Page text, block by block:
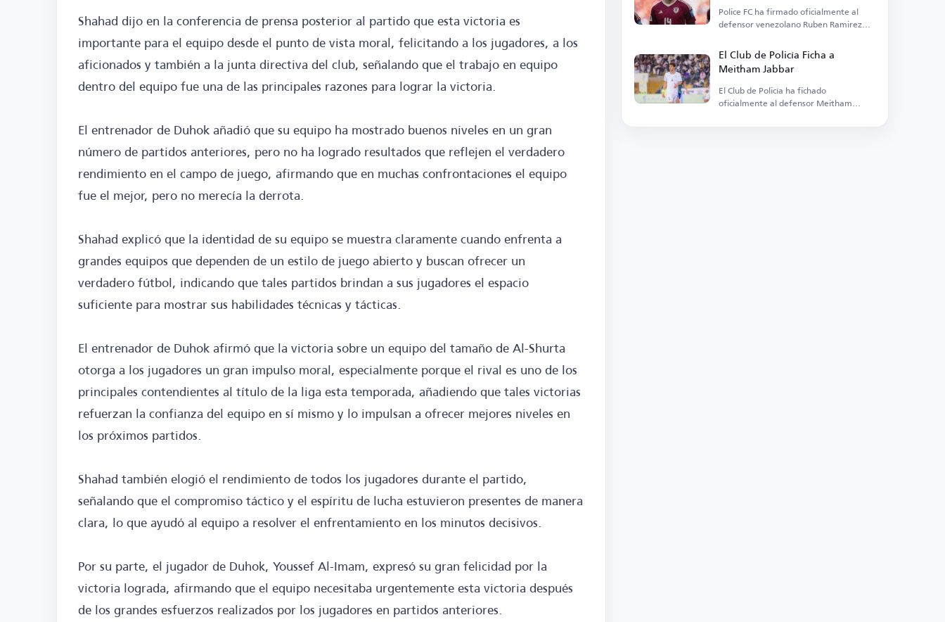
Shahad dijo en la conferencia de prensa posterior al partido que esta victoria es
importante para el equipo desde el punto de vista moral, felicitando a los jugadores, a los
aficionados y también a la junta directiva del club, señalando que el trabajo en equipo
dentro del equipo fue una de las principales razones para lograr la victoria.
El entrenador de Duhok añadió que su equipo ha mostrado buenos niveles en un gran
número de partidos anteriores, pero no ha logrado resultados que reflejen el verdadero
rendimiento en el campo de juego, afirmando que en muchas confrontaciones el equipo
fue el mejor, pero no merecía la derrota.
Shahad explicó que la identidad de su equipo se muestra claramente cuando enfrenta a
grandes equipos que dependen de un estilo de juego abierto y buscan ofrecer un
verdadero fútbol, indicando que tales partidos brindan a sus jugadores el espacio
suficiente para mostrar sus habilidades técnicas y tácticas.
El entrenador de Duhok afirmó que la victoria sobre un equipo del tamaño de Al-Shurta
otorga a los jugadores un gran impulso moral, especialmente porque el rival es uno de los
principales contendientes al título de la liga esta temporada, añadiendo que tales victorias
refuerzan la confianza del equipo en sí mismo y lo impulsan a ofrecer mejores niveles en
los próximos partidos.
Shahad también elogió el rendimiento de todos los jugadores durante el partido,
señalando que el compromiso táctico y el espíritu de lucha estuvieron presentes de manera
clara, lo que ayudó al equipo a resolver el enfrentamiento en los minutos decisivos.
Por su parte, el jugador de Duhok, Youssef Al-Imam, expresó su gran felicidad por la
victoria lograda, afirmando que el equipo necesitaba urgentemente esta victoria después
de los grandes esfuerzos realizados por los jugadores en partidos anteriores.
Police FC ha firmado oficialmente al
defensor venezolano Ruben Ramirez
El Club de Policía Ficha a
Meitham Jabbar
El Club de Policía ha fichado
oficialmente al defensor Meitham